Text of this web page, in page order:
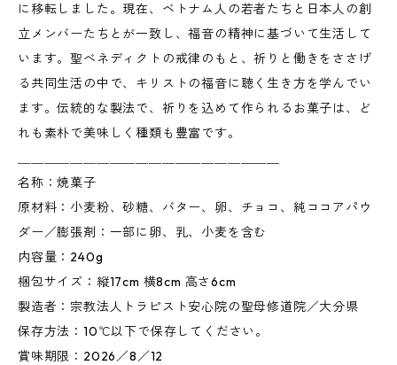
に移転しました。現在、ベトナム人の若者たちと日本人の創
立メンバーたちとが一致し、福音の精神に基づいて生活して
います。聖べネディクトの戒律のもと、祈りと働きをささげ
る共同生活の中で、キリストの福音に聴く生き方を学んでい
ます。伝統的な製法で、祈りを込めて作られるお菓子は、ど
れも素朴で美味しく種類も豊富です。
名称：焼菓子
原材料：小麦粉、砂糖、バター、卵、チョコ、純ココアパウ
ダー／膨張剤：一部に卵、乳、小麦を含む
内容量：240g
梱包サイズ：縦17cm 横8cm 高さ6cm
製造者：宗教法人トラピスト安心院の聖母修道院／大分県
保存方法：10℃以下で保存してください。
賞味期限：2026／8／12